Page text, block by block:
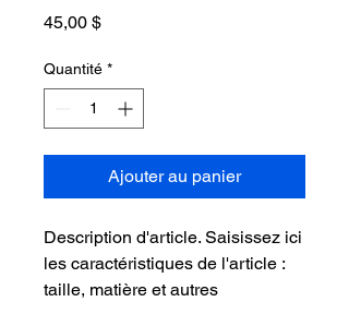
45,00 $Prix
Quantité *
Ajouter au panier
Description d'article. Saisissez ici
les caractéristiques de l'article :
taille, matière et autres